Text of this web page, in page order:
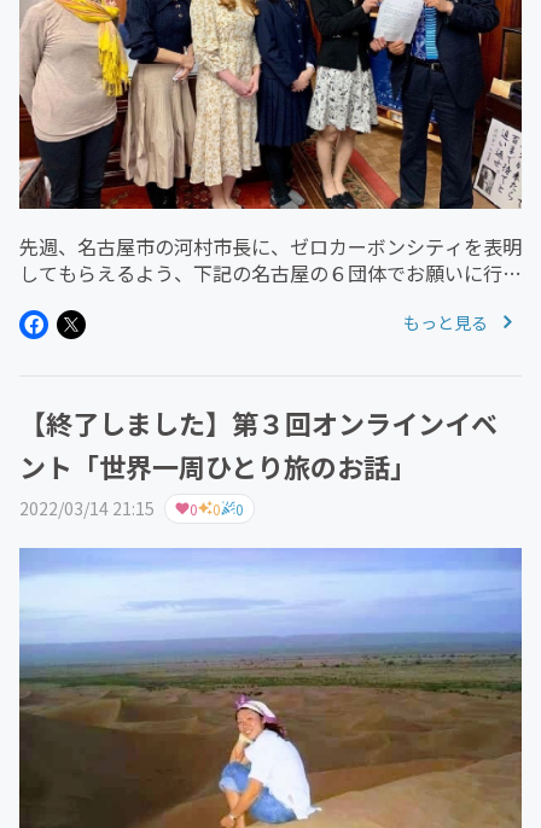
先週、名古屋市の河村市長に、ゼロカーボンシティを表明
してもらえるよう、下記の名古屋の６団体でお願いに行っ
Nagoya○happy planet○地球ハグ倶楽部○...もっと見る
【終了しました】第３回オンラインイベ
ント「世界一周ひとり旅のお話」
2022/03/14 21:15 0 0 0